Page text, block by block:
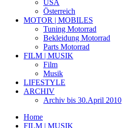
USA
Österreich
MOTOR | MOBILES
Tuning Motorrad
Bekleidung Motorrad
Parts Motorrad
FILM | MUSIK
Film
Musik
LIFESTYLE
ARCHIV
Archiv bis 30.April 2010
Home
FILM | MUSIK